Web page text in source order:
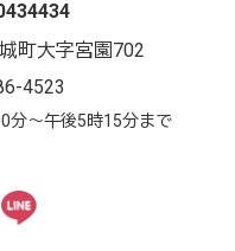
町大字宮園702
4523
分～午後5時15分まで